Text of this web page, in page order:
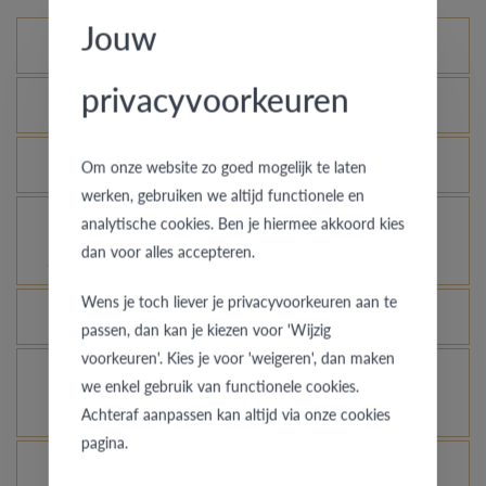
Mogelijke varianten
Wat is het echtheidscertificaat?
Hoe blijft je gouden ring er als nieuw uitzien?
Voor welke ringen is de diefstalverzekering
geldig?
Kan elke ring gegraveerd worden?
Hoe kan ik zien hoe de ring er uit ziet in een
andere kleur of breedte?
Jouw
privacyvoorkeuren
Om onze website zo goed mogelijk te laten
werken, gebruiken we altijd functionele en
analytische cookies. Ben je hiermee akkoord kies
dan voor alles accepteren.
Wens je toch liever je privacyvoorkeuren aan te
passen, dan kan je kiezen voor 'Wijzig
voorkeuren'. Kies je voor 'weigeren', dan maken
we enkel gebruik van functionele cookies.
Achteraf aanpassen kan altijd via onze cookies
pagina.